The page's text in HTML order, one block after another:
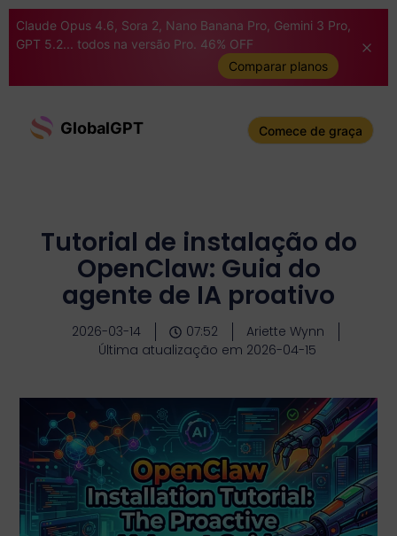
Claude Opus 4.6, Sora 2, Nano Banana Pro, Gemini 3 Pro,
GPT 5.2... todos na versão Pro. 46% OFF
Comparar planos
GlobalGPT Comece de graça
Tutorial de instalação do
OpenClaw: Guia do
agente de IA proativo
2026-03-14 07:52
Ariette Wynn
Última atualização em 2026-04-15